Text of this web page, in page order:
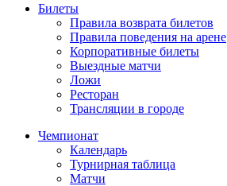
Билеты
Правила возврата билетов
Правила поведения на арене
Корпоративные билеты
Выездные матчи
Ложи
Ресторан
Трансляции в городе
Чемпионат
Календарь
Турнирная таблица
Матчи